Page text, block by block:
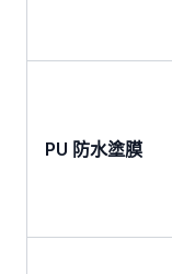
PU 防水塗膜